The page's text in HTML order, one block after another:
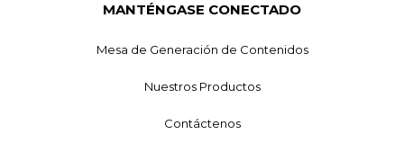
MANTÉNGASE CONECTADO
Mesa de Generación de Contenidos
Nuestros Productos
Contáctenos